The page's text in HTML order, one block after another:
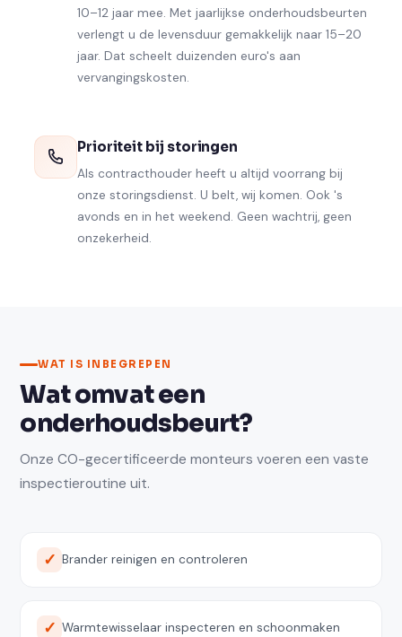
10–12 jaar mee. Met jaarlijkse onderhoudsbeurten
verlengt u de levensduur gemakkelijk naar 15–20
jaar. Dat scheelt duizenden euro's aan
vervangingskosten.
Prioriteit bij storingen
Als contracthouder heeft u altijd voorrang bij
onze storingsdienst. U belt, wij komen. Ook 's
avonds en in het weekend. Geen wachtrij, geen
onzekerheid.
WAT IS INBEGREPEN
Wat omvat een
onderhoudsbeurt?
Onze CO-gecertificeerde monteurs voeren een vaste
inspectieroutine uit.
Brander reinigen en controleren
Warmtewisselaar inspecteren en schoonmaken